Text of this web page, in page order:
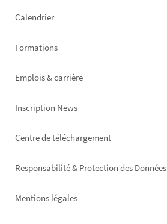
Calendrier
Formations
Emplois & carrière
Inscription News
Footer
Centre de téléchargement
Responsabilité & Protection des Données
Mentions légales